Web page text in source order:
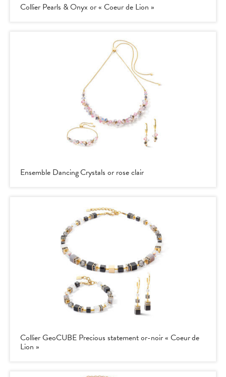
Collier Pearls & Onyx or « Coeur de Lion »
Ensemble Dancing Crystals or rose clair
Collier GeoCUBE Precious statement or-noir « Coeur de
Lion »